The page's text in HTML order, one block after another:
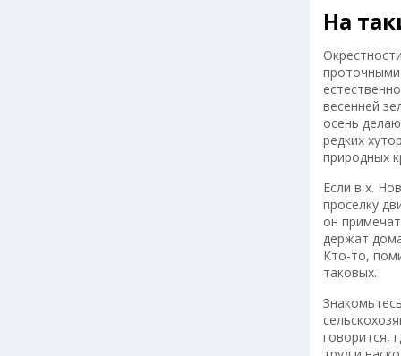
На
весенней
осень
редких
природных
Если в х.
проселку
он
держат
Кто-то,
таковых.
говорится,